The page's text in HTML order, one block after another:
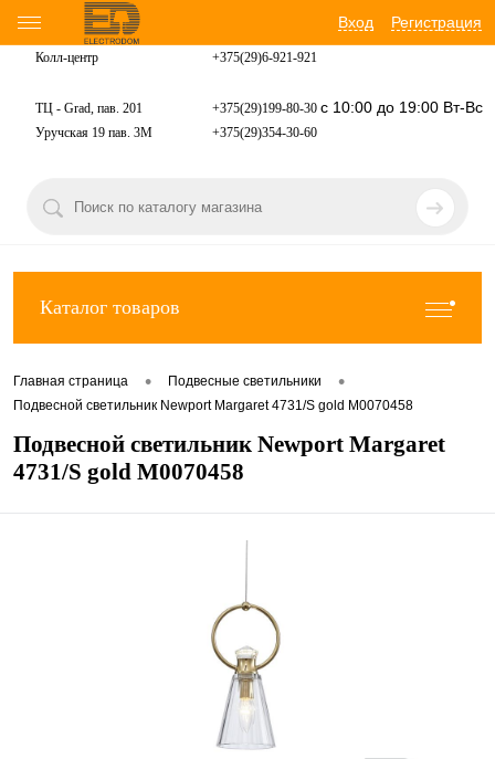
Вход Регистрация
Колл-центр +375(29)6-921-921
ТЦ - Grad, пав. 201 +375(29)199-80-30 с 10:00 до 19:00 Вт-Вс
Уручская 19 пав. 3М +375(29)354-30-60
Каталог товаров
Главная страница • Подвесные светильники •
Подвесной светильник Newport Margaret 4731/S gold М0070458
Подвесной светильник Newport Margaret
4731/S gold М0070458